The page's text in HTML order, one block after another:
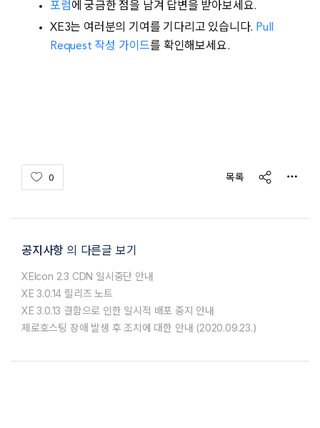
포럼에 궁금한 점을 남겨 답변을 받아보세요.
XE3는 여러분의 기여를 기다리고 있습니다. Pull
Request 작성 가이드를 확인해보세요.
0 목록 share
공지사항 의 다른글 보기
XEIcon 2.3 CDN 일시중단 안내
XE 3.0.14 릴리즈 노트
XE 3.0.13 결함으로 인한 일시적 배포 중지 안내
제로호스팅 장애 발생 후 조치에 대한 안내 (2020.09.23.)